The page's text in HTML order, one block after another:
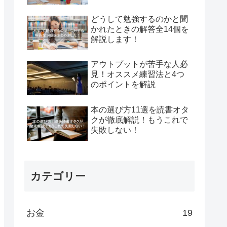
どうして勉強するのかと聞
かれたときの解答全14個を
解説します！
アウトプットが苦手な人必
見！オススメ練習法と4つ
のポイントを解説
本の選び方11選を読書オタ
クが徹底解説！もうこれで
失敗しない！
カテゴリー
お金 19